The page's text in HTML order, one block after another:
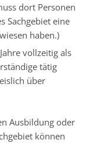
dort Personen
Sachgebiet eine
haben.)
vollzeitig als
tätig
über
Ausbildung oder
können